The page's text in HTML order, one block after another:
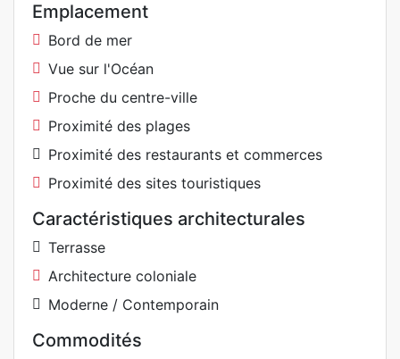
Emplacement
Bord de mer
Vue sur l'Océan
Proche du centre-ville
Proximité des plages
Proximité des restaurants et commerces
Proximité des sites touristiques
Caractéristiques architecturales
Terrasse
Architecture coloniale
Moderne / Contemporain
Commodités